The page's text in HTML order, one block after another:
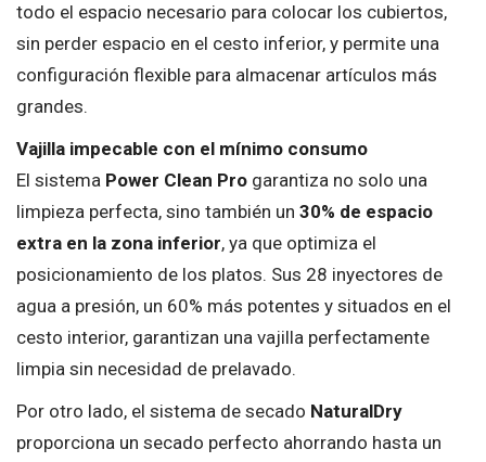
todo el espacio necesario para colocar los cubiertos,
sin perder espacio en el cesto inferior, y permite una
configuración flexible para almacenar artículos más
grandes.
Vajilla impecable con el mínimo consumo
El sistema Power Clean Pro garantiza no solo una
limpieza perfecta, sino también un 30% de espacio
extra en la zona inferior, ya que optimiza el
posicionamiento de los platos. Sus 28 inyectores de
agua a presión, un 60% más potentes y situados en el
cesto interior, garantizan una vajilla perfectamente
limpia sin necesidad de prelavado.
Por otro lado, el sistema de secado NaturalDry
proporciona un secado perfecto ahorrando hasta un